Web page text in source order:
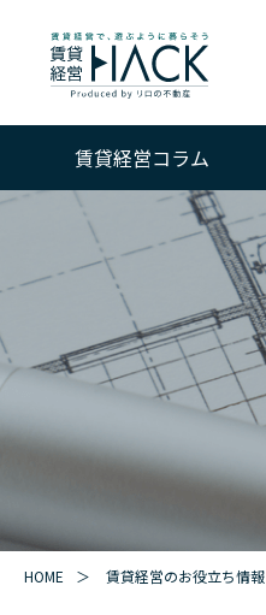
賃貸経営コラム
HOME 賃貸経営のお役立ち情報